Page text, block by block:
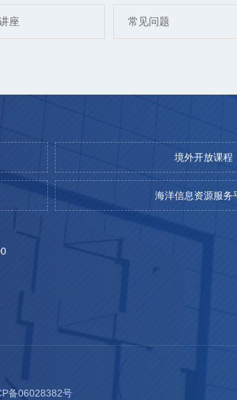
座 常见问题
境外开放课程
海洋信息资源服务
备06028382号